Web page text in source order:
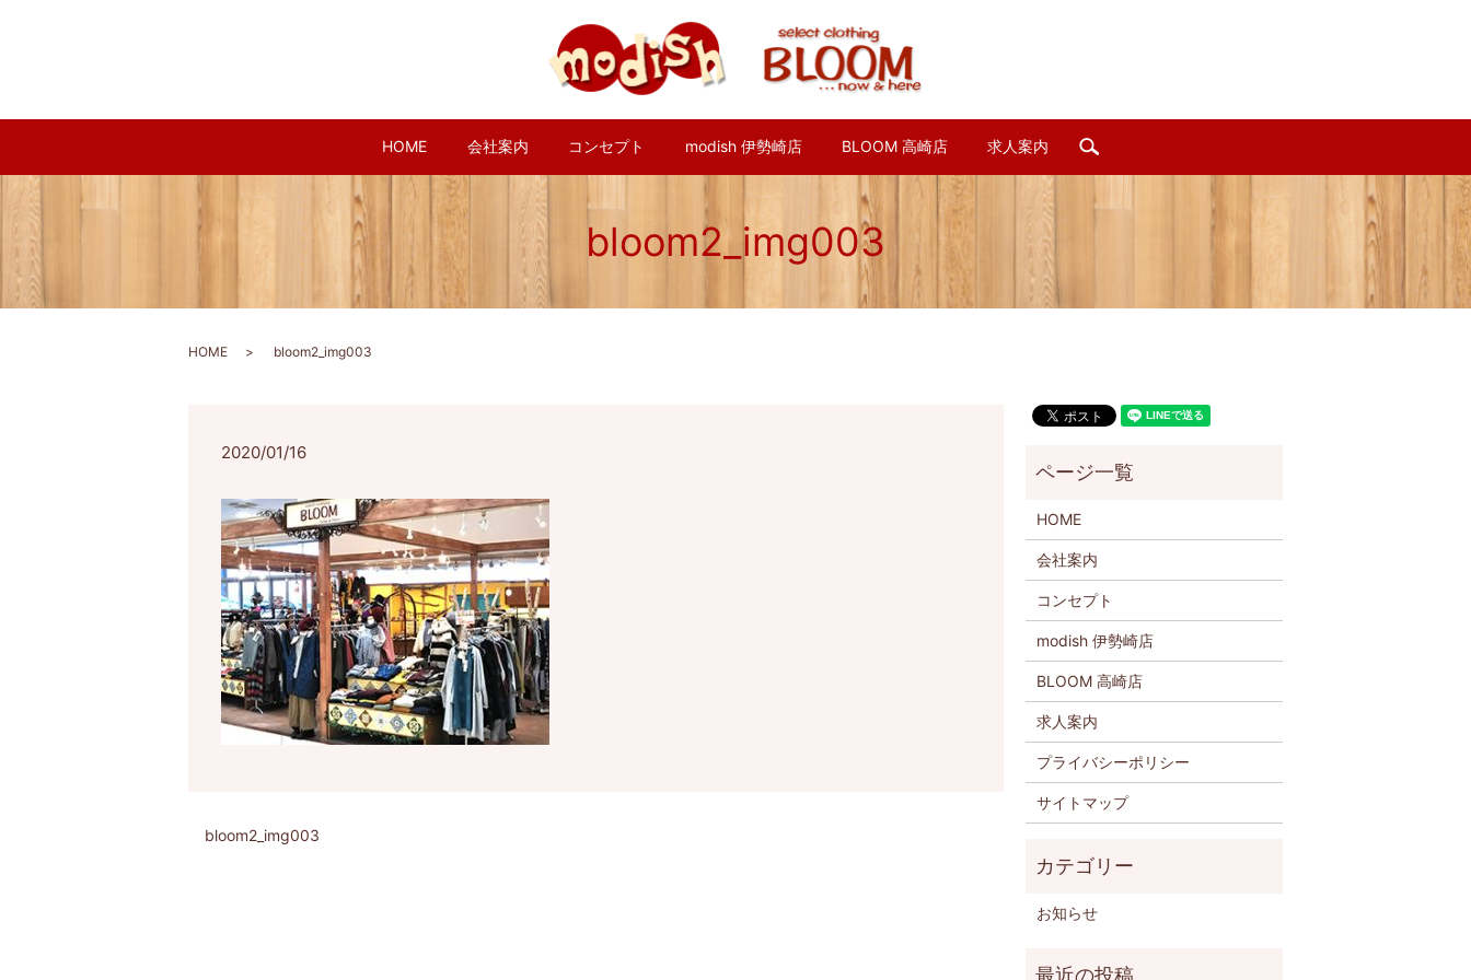
HOME 会社案内 コンセプト modish 伊勢崎店 BLOOM 高崎店 求人案内 search
bloom2_img003
HOME bloom2_img003
2020/01/16
bloom2_img003
HOME
会社案内
コンセプト
modish 伊勢崎店
BLOOM 高崎店
求人案内
プライバシーポリシー
サイトマップ
お知らせ